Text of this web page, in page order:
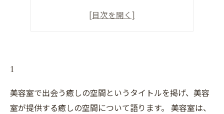
1
美容室で出会う癒しの空間というタイトルを掲げ、美容
室が提供する癒しの空間について語ります。 美容室は、